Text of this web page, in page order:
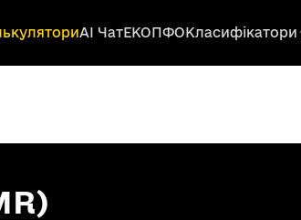
AI ЧатЕКОПФОКласифікатори